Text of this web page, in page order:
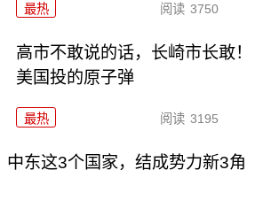
最热 阅读 3750
高市不敢说的话，长崎市长敢！
美国投的原子弹
最热 阅读 3195
中东这3个国家，结成势力新3角